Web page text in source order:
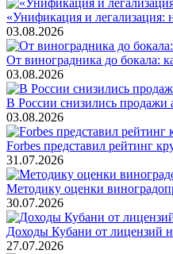
«Унификация и легализация:
03.08.2026
От виноградника до бокала:
03.08.2026
В России снизились продажи
03.08.2026
Forbes представил рейтинг
31.07.2026
Методику оценки
30.07.2026
Доходы Кубани от лицензий
27.07.2026